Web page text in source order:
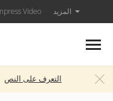
Video المزيد
التعرف على النص